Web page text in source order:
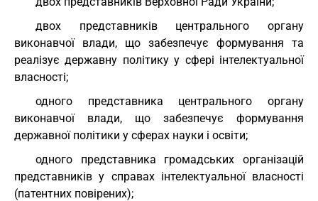
двох представників центрального органу
виконавчої влади, що забезпечує формування та
реалізує державну політику у сфері інтелектуальної
власності;
одного представника центрального органу
виконавчої влади, що забезпечує формування
державної політики у сферах науки і освіти;
одного представника громадських організацій
представників у справах інтелектуальної власності
(патентних повірених);